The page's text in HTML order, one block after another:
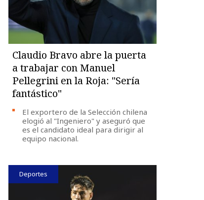
Claudio Bravo abre la puerta
a trabajar con Manuel
Pellegrini en la Roja: "Sería
fantástico"
El exportero de la Selección chilena
elogió al "Ingeniero" y aseguró que
es el candidato ideal para dirigir al
equipo nacional.
Deportes